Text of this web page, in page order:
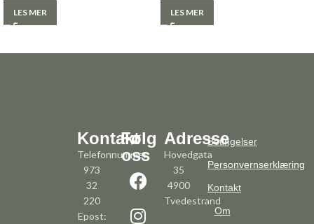
LES MER LES MER
Kontakt
Telefonnummer:
973
32
220
Epost:
Følg
oss
Adresse
Hovedgata
35
4900
Tvedestrand
Betingelser
Personvernserklæring
Kontakt
Om